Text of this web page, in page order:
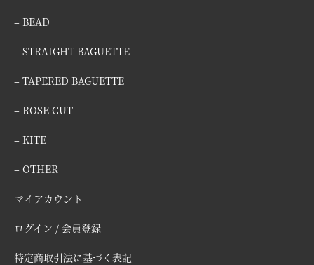
– BEAD
– STRAIGHT BAGUETTE
– TAPERED BAGUETTE
– ROSE CUT
– KITE
– OTHER
マイアカウント
ログイン / 会員登録
特定商取引法に基づく表記